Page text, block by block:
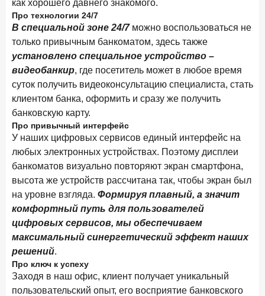
Ипотека. Итоги декабря 2025 года
15 января 2026 года
По итогам декабря 2025 года объем выдач кредитов
составил 1 326,5 млрд руб.
Цифра дня
Средний срок ипотеки на первичном рынке
26,8лет
Frank Data. Ипотека Поделиться
29 декабря 2025 года
Четких целей в 2026-м и качественных «лошадей»!
25 декабря 2025 года ИССЛЕДОВАНИЕ
Ипотека. Итоги ноября 2025 года
24 декабря 2025 года
Страховщики, УК, брокер-маркетплейсы: как новые
игроки меняют рынок инвестиций
как хорошего давнего знакомого.
Про технологии 24/7
В специальной зоне 24/7можно воспользоваться не
только привычным банкоматом, здесь также
установлено специальное устройство –
видеобанкир, где посетитель может в любое время
суток получить видеоконсультацию специалиста, стать
клиентом банка, оформить и сразу же получить
банковскую карту.
Про привычный интерфейс
У наших цифровых сервисов единый интерфейс на
любых электронных устройствах. Поэтому дисплеи
банкоматов визуально повторяют экран смартфона,
высота же устройств рассчитана так, чтобы экран был
на уровне взгляда. Формируя плавный, а значит
комфортный путь для пользователей
цифровых сервисов, мы обеспечиваем
максимальный синергетический эффект наших
решений.
Про ключ к успеху
Заходя в наш офис, клиент получает уникальный
пользовательский опыт, его восприятие банковского